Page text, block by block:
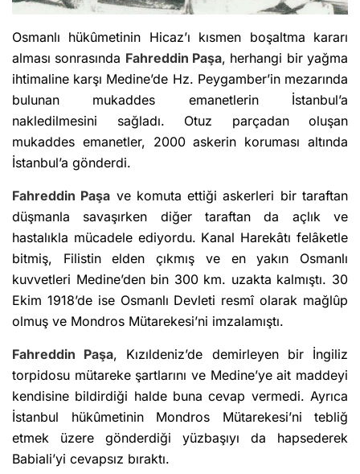
Osmanlı hükûmetinin Hicaz’ı kısmen boşaltma kararı
alması sonrasında Fahreddin Paşa, herhangi bir yağma
ihtimaline karşı Medine’de Hz. Peygamber’in mezarında
bulunan mukaddes emanetlerin İstanbul’a
nakledilmesini sağladı. Otuz parçadan oluşan
mukaddes emanetler, 2000 askerin koruması altında
İstanbul’a gönderdi.
Fahreddin Paşa ve komuta ettiği askerleri bir taraftan
düşmanla savaşırken diğer taraftan da açlık ve
hastalıkla mücadele ediyordu. Kanal Harekâtı felâketle
bitmiş, Filistin elden çıkmış ve en yakın Osmanlı
kuvvetleri Medine’den bin 300 km. uzakta kalmıştı. 30
Ekim 1918’de ise Osmanlı Devleti resmî olarak mağlûp
olmuş ve Mondros Mütarekesi’ni imzalamıştı.
Fahreddin Paşa, Kızıldeniz’de demirleyen bir İngiliz
torpidosu mütareke şartlarını ve Medine’ye ait maddeyi
kendisine bildirdiği halde buna cevap vermedi. Ayrıca
İstanbul hükûmetinin Mondros Mütarekesi’ni tebliğ
etmek üzere gönderdiği yüzbaşıyı da hapsederek
Babiali’yi cevapsız bıraktı.